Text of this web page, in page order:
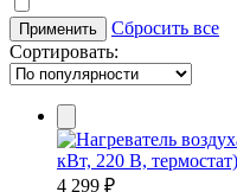
Применить
Сбросить все
Сортировать:
4 299 ₽